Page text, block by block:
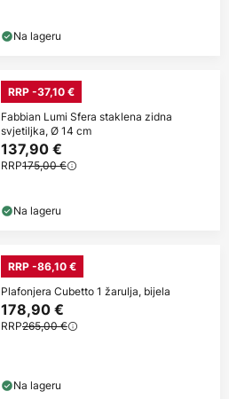
Na lageru
RRP -37,10 €
Fabbian Lumi Sfera staklena zidna
svjetiljka, Ø 14 cm
137,90 €
RRP175,00 €
Na lageru
RRP -86,10 €
Plafonjera Cubetto 1 žarulja, bijela
178,90 €
RRP265,00 €
Na lageru